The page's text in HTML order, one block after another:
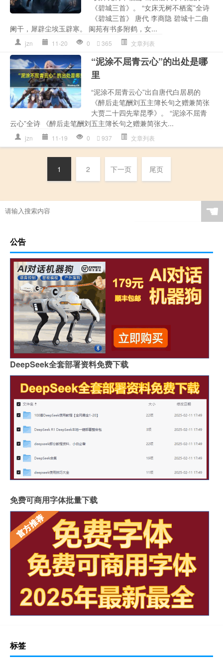
《碧城三首》。 “女床无树不栖鸾”全诗
《碧城三首》 唐代 李商隐 碧城十二曲
阑干，犀辟尘埃玉辟寒。 阆苑有书多附鹤，女...
jzn 11-20 0 365 文章列表
“泥涂不屈青云心”的出处是哪
里
“泥涂不屈青云心”出自唐代白居易的
《醉后走笔酬刘五主簿长句之赠兼简张
大贾二十四先辈昆季》。 “泥涂不屈青
云心”全诗 《醉后走笔酬刘五主簿长句之赠兼简张大...
jzn 11-19 0 937 文章列表
1 2 下一页 尾页
☚
公告
DeepSeek全套部署资料免费下载
免费可商用字体批量下载
标签